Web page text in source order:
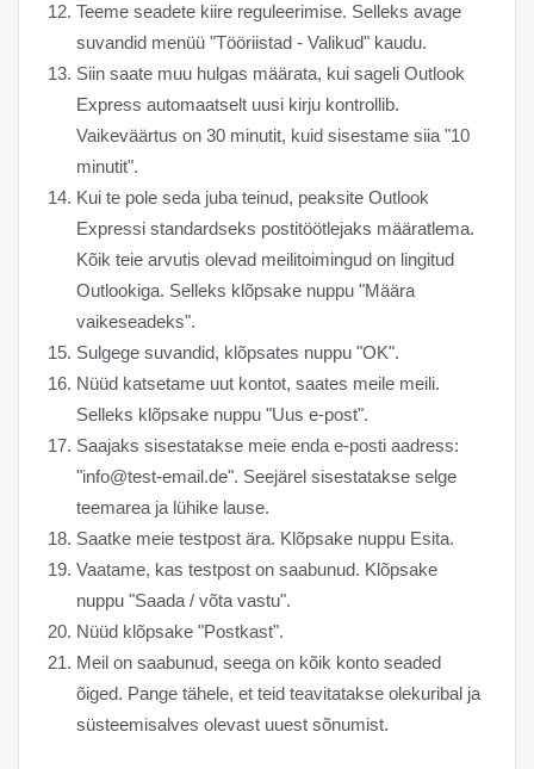
Teeme seadete kiire reguleerimise. Selleks avage
suvandid menüü "Tööriistad - Valikud" kaudu.
Siin saate muu hulgas määrata, kui sageli Outlook
Express automaatselt uusi kirju kontrollib.
Vaikeväärtus on 30 minutit, kuid sisestame siia "10
minutit".
Kui te pole seda juba teinud, peaksite Outlook
Expressi standardseks postitöötlejaks määratlema.
Kõik teie arvutis olevad meilitoimingud on lingitud
Outlookiga. Selleks klõpsake nuppu "Määra
vaikeseadeks".
Sulgege suvandid, klõpsates nuppu "OK".
Nüüd katsetame uut kontot, saates meile meili.
Selleks klõpsake nuppu "Uus e-post".
Saajaks sisestatakse meie enda e-posti aadress:
"info@test-email.de". Seejärel sisestatakse selge
teemarea ja lühike lause.
Saatke meie testpost ära. Klõpsake nuppu Esita.
Vaatame, kas testpost on saabunud. Klõpsake
nuppu "Saada / võta vastu".
Nüüd klõpsake "Postkast".
Meil on saabunud, seega on kõik konto seaded
õiged. Pange tähele, et teid teavitatakse olekuribal ja
süsteemisalves olevast uuest sõnumist.